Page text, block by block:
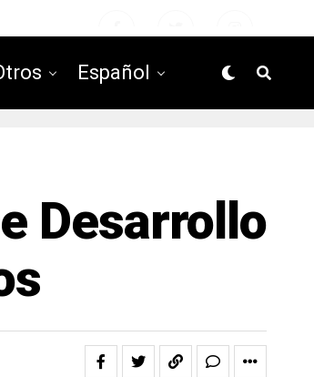
Español
Desarrollo